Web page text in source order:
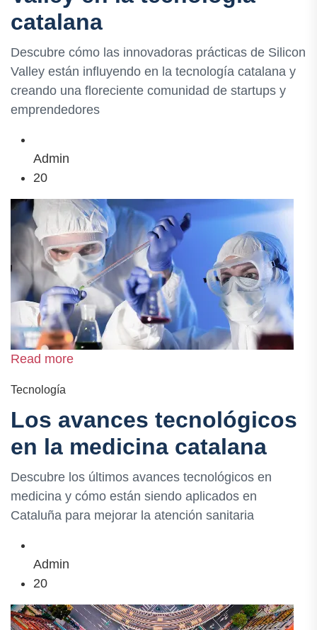
catalana
Descubre cómo las innovadoras prácticas de Silicon
Valley están influyendo en la tecnología catalana y
creando una floreciente comunidad de startups y
emprendedores
Admin
20
Read more
Tecnología
Los avances tecnológicos
en la medicina catalana
Descubre los últimos avances tecnológicos en
medicina y cómo están siendo aplicados en
Cataluña para mejorar la atención sanitaria
Admin
20